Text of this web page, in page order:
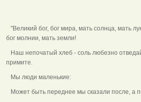
"Великий бог, бог мира, мать солнца, мать
бог молнии, мать земли!
Наш непочатый хлеб - соль любезно
примите.
Мы люди маленькие:
Может быть переднее мы сказали после, а